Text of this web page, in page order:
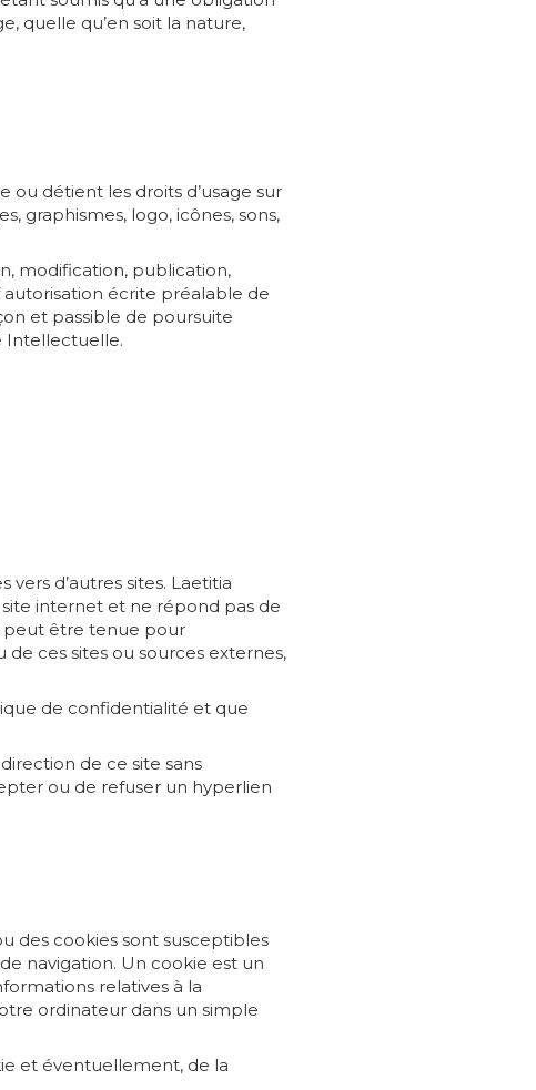
quelle qu’en soit la nature,
détient les droits d’usage sur
graphismes, logo, icônes, sons,
modification, publication,
écrite préalable de
et passible de poursuite
Intellectuelle.
d’autres sites. Laetitia
internet et ne répond pas de
peut être tenue pour
ces sites ou sources externes,
de confidentialité et que
de ce site sans
ou de refuser un hyperlien
des cookies sont susceptibles
navigation. Un cookie est un
relatives à la
ordinateur dans un simple
et éventuellement, de la